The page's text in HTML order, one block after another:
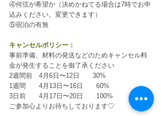
④何弦が希望か（決めかねてる場合は7時でお申
込みください。変更できます）
⑤宿泊の有無
キャンセルポリシー：
事前準備、材料の発送などのためキャンセル料
金が発生することを御了承ください
2週間前　4月6日〜12日　　30%
1週間　　4月13日〜16日　　60%
3日前　　4月17日〜20日　　100%
ご参加心よりお待ちしております♡